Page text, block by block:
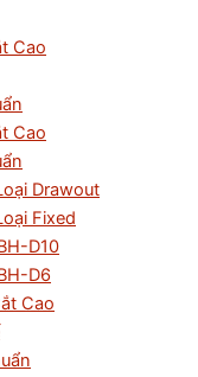
Cao
Cao
Drawout
Fixed
D10
D6
Cao